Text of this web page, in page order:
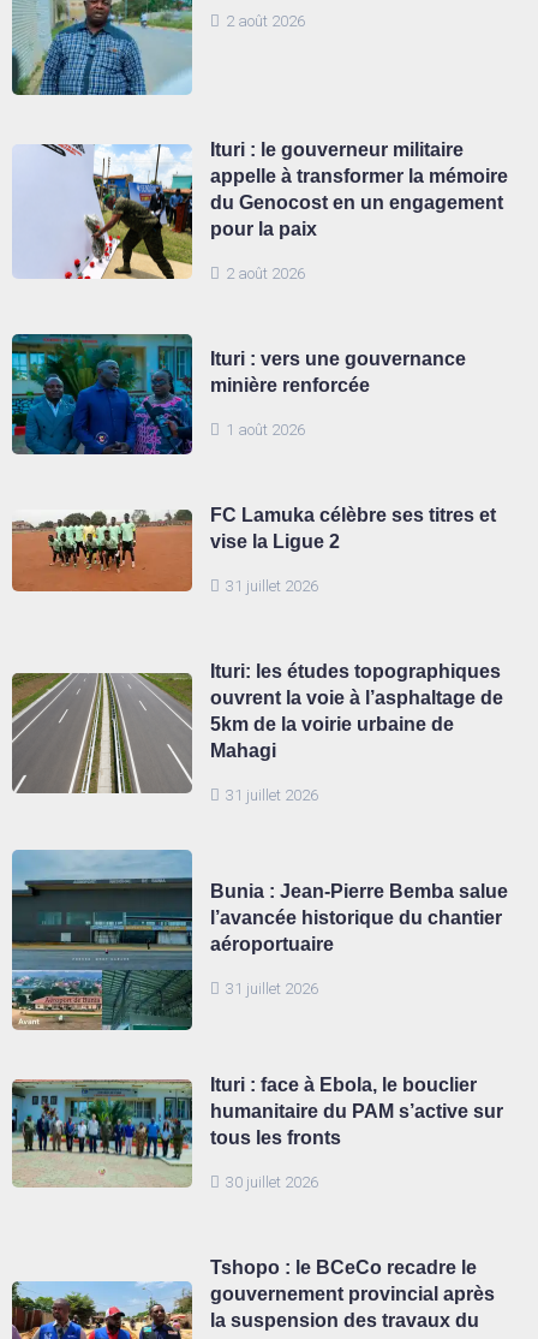
2 août 2026
2 août 2026
Ituri : le gouverneur militaire
appelle à transformer la mémoire
du Genocost en un engagement
pour la paix
1 août 2026
Ituri : vers une gouvernance
minière renforcée
31 juillet 2026
FC Lamuka célèbre ses titres et
vise la Ligue 2
31 juillet 2026
Ituri: les études topographiques
ouvrent la voie à l’asphaltage de
5km de la voirie urbaine de
Mahagi
31 juillet 2026
Bunia : Jean-Pierre Bemba salue
l’avancée historique du chantier
aéroportuaire
30 juillet 2026
Ituri : face à Ebola, le bouclier
humanitaire du PAM s’active sur
tous les fronts
Tshopo : le BCeCo recadre le
gouvernement provincial après
la suspension des travaux du